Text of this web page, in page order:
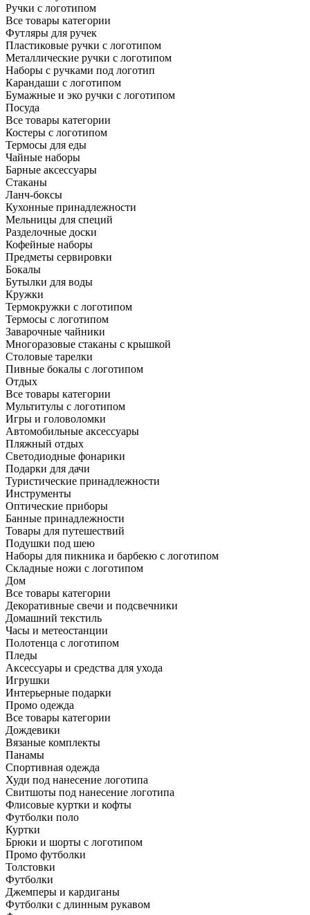
Ручки с логотипом
Все товары категории
Футляры для ручек
Пластиковые ручки с логотипом
Металлические ручки с логотипом
Наборы с ручками под логотип
Карандаши с логотипом
Бумажные и эко ручки с логотипом
Посуда
Все товары категории
Костеры с логотипом
Термосы для еды
Чайные наборы
Барные аксессуары
Стаканы
Ланч-боксы
Кухонные принадлежности
Мельницы для специй
Разделочные доски
Кофейные наборы
Предметы сервировки
Бокалы
Бутылки для воды
Кружки
Термокружки с логотипом
Термосы с логотипом
Заварочные чайники
Многоразовые стаканы с крышкой
Столовые тарелки
Пивные бокалы с логотипом
Отдых
Все товары категории
Мультитулы с логотипом
Игры и головоломки
Автомобильные аксессуары
Пляжный отдых
Светодиодные фонарики
Подарки для дачи
Туристические принадлежности
Инструменты
Оптические приборы
Банные принадлежности
Товары для путешествий
Подушки под шею
Наборы для пикника и барбекю с логотипом
Складные ножи с логотипом
Дом
Все товары категории
Декоративные свечи и подсвечники
Домашний текстиль
Часы и метеостанции
Полотенца с логотипом
Пледы
Аксессуары и средства для ухода
Игрушки
Интерьерные подарки
Промо одежда
Все товары категории
Дождевики
Вязаные комплекты
Панамы
Спортивная одежда
Худи под нанесение логотипа
Свитшоты под нанесение логотипа
Флисовые куртки и кофты
Футболки поло
Куртки
Брюки и шорты с логотипом
Промо футболки
Толстовки
Футболки
Джемперы и кардиганы
Футболки с длинным рукавом